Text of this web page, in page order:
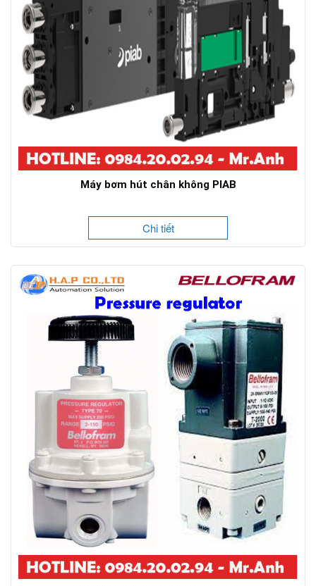
Máy bơm hút chân không PIAB
Chi tiết